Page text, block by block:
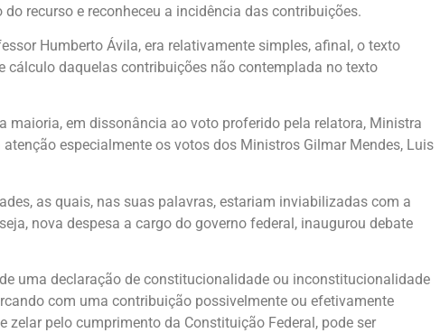
recurso e reconheceu a incidência das contribuições.
Humberto Ávila, era relativamente simples, afinal, o texto
daquelas contribuições não contemplada no texto
em dissonância ao voto proferido pela relatora, Ministra
especialmente os votos dos Ministros Gilmar Mendes, Luis
as quais, nas suas palavras, estariam inviabilizadas com a
nova despesa a cargo do governo federal, inaugurou debate
uma declaração de constitucionalidade ou inconstitucionalidade
com uma contribuição possivelmente ou efetivamente
zelar pelo cumprimento da Constituição Federal, pode ser